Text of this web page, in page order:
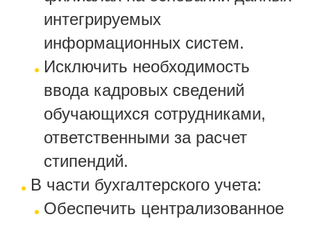
интегрируемых
информационных систем.
Исключить необходимость
ввода кадровых сведений
обучающихся сотрудниками,
ответственными за расчет
стипендий.
В части бухгалтерского учета:
Обеспечить централизованное